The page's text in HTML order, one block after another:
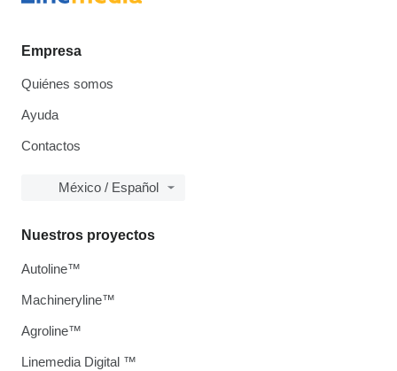
Empresa
Quiénes somos
Ayuda
Contactos
México / Español
Nuestros proyectos
Autoline™
Machineryline™
Agroline™
Linemedia Digital ™